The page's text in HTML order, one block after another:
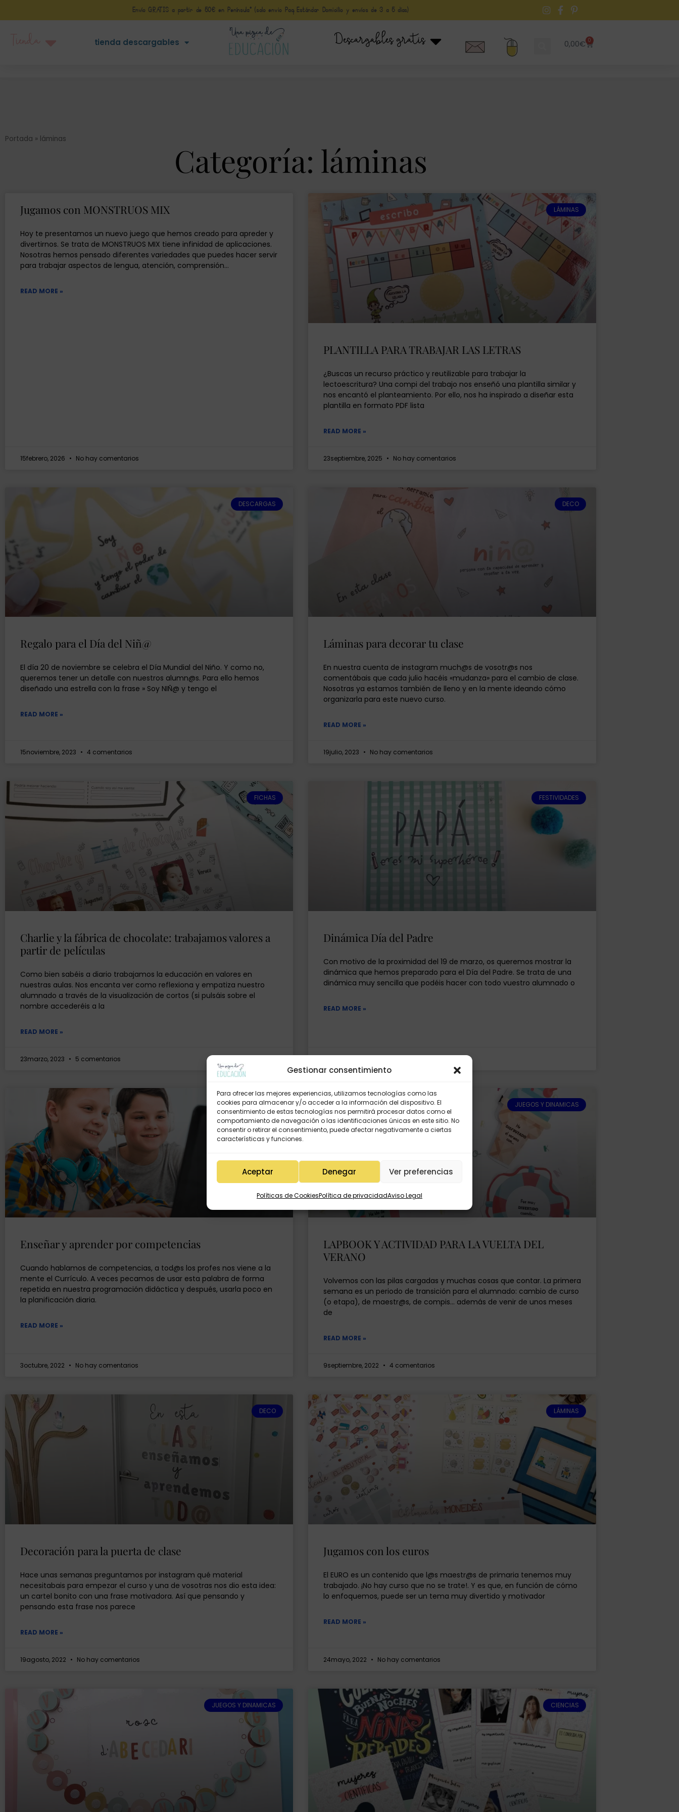
Gestionar consentimiento
Para ofrecer las mejores experiencias, utilizamos tecnologías como las
cookies para almacenar y/o acceder a la información del dispositivo. El
consentimiento de estas tecnologías nos permitirá procesar datos como el
comportamiento de navegación o las identificaciones únicas en este sitio. No
consentir o retirar el consentimiento, puede afectar negativamente a ciertas
características y funciones.
Aceptar Denegar Ver preferencias
Políticas de CookiesPolítica de privacidadAviso Legal
Envío GRATIS a partir de 50€ en Península* (solo envio Paq Estándar Domicilio y envíos de 3 a 5 días)
tienda descargables Descargables gratis 0,00€ 0
Portada » láminas
Categoría: láminas
Jugamos con MONSTRUOS MIX
Hoy te presentamos un nuevo juego que hemos creado para apreder y
divertirnos. Se trata de MONSTRUOS MIX tiene infinidad de aplicaciones.
Nosotras hemos pensado diferentes variedades que puedes hacer servir
para trabajar aspectos de lengua, atención, comprensión…
READ MORE »
15febrero, 2026 No hay comentarios
LÁMINAS
PLANTILLA PARA TRABAJAR LAS LETRAS
¿Buscas un recurso práctico y reutilizable para trabajar la
lectoescritura? Una compi del trabajo nos enseñó una plantilla similar y
nos encantó el planteamiento. Por ello, nos ha inspirado a diseñar esta
plantilla en formato PDF lista
READ MORE »
23septiembre, 2025 No hay comentarios
DESCARGAS
Regalo para el Día del Niñ@
El día 20 de noviembre se celebra el Día Mundial del Niño. Y como no,
queremos tener un detalle con nuestros alumn@s. Para ello hemos
diseñado una estrella con la frase » Soy NIÑ@ y tengo el
READ MORE »
15noviembre, 2023 4 comentarios
DECO
Láminas para decorar tu clase
En nuestra cuenta de instagram much@s de vosotr@s nos
comentábais que cada julio hacéis «mudanza» para el cambio de clase.
Nosotras ya estamos también de lleno y en la mente ideando cómo
organizarla para este nuevo curso.
READ MORE »
19julio, 2023 No hay comentarios
FICHAS
Charlie y la fábrica de chocolate: trabajamos valores a
partir de películas
Como bien sabéis a diario trabajamos la educación en valores en
nuestras aulas. Nos encanta ver como reflexiona y empatiza nuestro
alumnado a través de la visualización de cortos (si pulsáis sobre el
nombre accederéis a la
READ MORE »
23marzo, 2023 5 comentarios
FESTIVIDADES
Dinámica Día del Padre
Con motivo de la proximidad del 19 de marzo, os queremos mostrar la
dinámica que hemos preparado para el Día del Padre. Se trata de una
dinámica muy sencilla que podéis hacer con todo vuestro alumnado o
READ MORE »
LÁMINAS
Enseñar y aprender por competencias
Cuando hablamos de competencias, a tod@s los profes nos viene a la
mente el Currículo. A veces pecamos de usar esta palabra de forma
repetida en nuestra programación didáctica y después, usarla poco en
la planificación diaria.
READ MORE »
3octubre, 2022 No hay comentarios
JUEGOS Y DINAMICAS
LAPBOOK Y ACTIVIDAD PARA LA VUELTA DEL
VERANO
Volvemos con las pilas cargadas y muchas cosas que contar. La primera
semana es un periodo de transición para el alumnado: cambio de curso
(o etapa), de maestr@s, de compis… además de venir de unos meses
de
READ MORE »
9septiembre, 2022 4 comentarios
DECO
Decoración para la puerta de clase
Hace unas semanas preguntamos por instagram qué material
necesitabais para empezar el curso y una de vosotras nos dio esta idea:
un cartel bonito con una frase motivadora. Así que pensando y
pensando esta frase nos parece
READ MORE »
19agosto, 2022 No hay comentarios
LÁMINAS
Jugamos con los euros
El EURO es un contenido que l@s maestr@s de primaria tenemos muy
trabajado. ¡No hay curso que no se trate!. Y es que, en función de cómo
lo enfoquemos, puede ser un tema muy divertido y motivador
READ MORE »
24mayo, 2022 No hay comentarios
JUEGOS Y DINAMICAS CIENCIAS